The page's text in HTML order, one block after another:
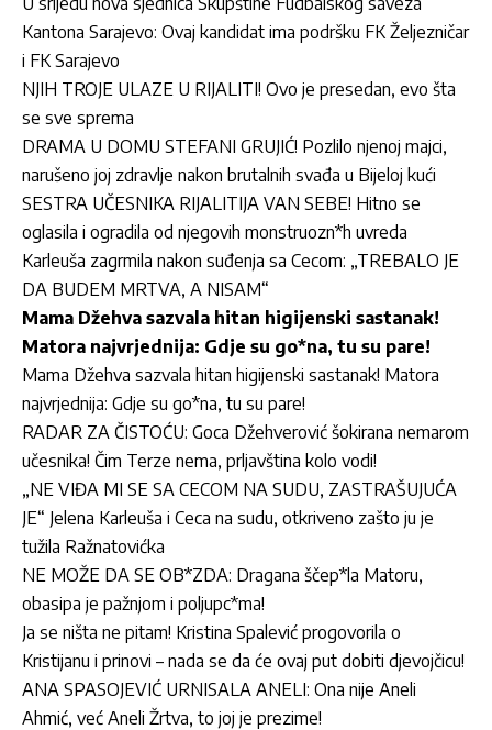
Kantona Sarajevo: Ovaj kandidat ima podršku FK Željezničar
i FK Sarajevo
NJIH TROJE ULAZE U RIJALITI! Ovo je presedan, evo šta
se sve sprema
DRAMA U DOMU STEFANI GRUJIĆ! Pozlilo njenoj majci,
narušeno joj zdravlje nakon brutalnih svađa u Bijeloj kući
SESTRA UČESNIKA RIJALITIJA VAN SEBE! Hitno se
oglasila i ogradila od njegovih monstruozn*h uvreda
Karleuša zagrmila nakon suđenja sa Cecom: „TREBALO JE
DA BUDEM MRTVA, A NISAM“
Mama Džehva sazvala hitan higijenski sastanak!
Matora najvrjednija: Gdje su go*na, tu su pare!
Mama Džehva sazvala hitan higijenski sastanak! Matora
najvrjednija: Gdje su go*na, tu su pare!
RADAR ZA ČISTOĆU: Goca Džehverović šokirana nemarom
učesnika! Čim Terze nema, prljavština kolo vodi!
„NE VIĐA MI SE SA CECOM NA SUDU, ZASTRAŠUJUĆA
JE“ Jelena Karleuša i Ceca na sudu, otkriveno zašto ju je
tužila Ražnatovićka
NE MOŽE DA SE OB*ZDA: Dragana ščep*la Matoru,
obasipa je pažnjom i poljupc*ma!
Ja se ništa ne pitam! Kristina Spalević progovorila o
Kristijanu i prinovi – nada se da će ovaj put dobiti djevojčicu!
ANA SPASOJEVIĆ URNISALA ANELI: Ona nije Aneli
Ahmić, već Aneli Žrtva, to joj je prezime!